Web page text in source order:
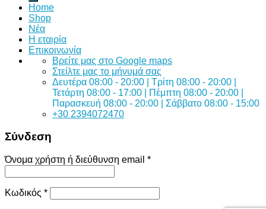
Home
Shop
Νέα
Η εταιρία
Επικοινωνία
Bρείτε μας στο Google maps
Στείλτε μας το μήνυμά σας
Δευτέρα 08:00 - 20:00 | Τρίτη 08:00 - 20:00 |
Τετάρτη 08:00 - 17:00 | Πέμπτη 08:00 - 20:00 |
Παρασκευή 08:00 - 20:00 | Σάββατο 08:00 - 15:00
+30 2394072470
Σύνδεση
Όνομα χρήστη ή διεύθυνση email *
Κωδικός *